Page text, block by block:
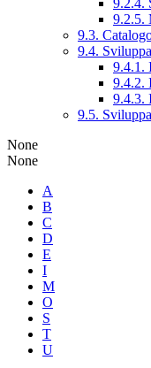
9.2.4.
9.2.5.
9.3.
9.4.
9.4.1.
9.4.2.
9.4.3.
9.5.
None
None
A
B
C
D
E
I
M
O
S
T
U